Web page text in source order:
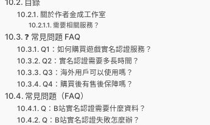
關於作者金成工作室
需要相關服務？
❓ 常見問題 FAQ
Q1：如何購買遊戲實名認證服務？
Q2：實名認證需要多長時間？
Q3：海外用戶可以使用嗎？
Q4：購買後有售後保障嗎？
常見問題（FAQ）
Q：B站實名認證需要什麼資料？
Q：B站實名認證失敗怎麼辦？